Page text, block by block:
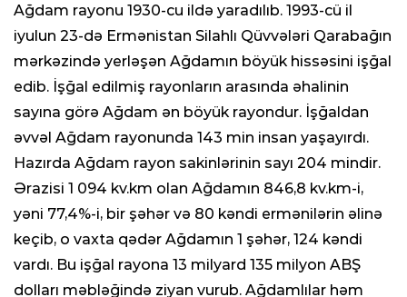
Ağdam rayonu 1930-cu ildə yaradılıb. 1993-cü il
iyulun 23-də Ermənistan Silahlı Qüvvələri Qarabağın
mərkəzində yerləşən Ağdamın böyük hissəsini işğal
edib. İşğal edilmiş rayonların arasında əhalinin
sayına görə Ağdam ən böyük rayondur. İşğaldan
əvvəl Ağdam rayonunda 143 min insan yaşayırdı.
Hazırda Ağdam rayon sakinlərinin sayı 204 mindir.
Ərazisi 1 094 kv.km olan Ağdamın 846,8 kv.km-i,
yəni 77,4%-i, bir şəhər və 80 kəndi ermənilərin əlinə
keçib, o vaxta qədər Ağdamın 1 şəhər, 124 kəndi
vardı. Bu işğal rayona 13 milyard 135 milyon ABŞ
dolları məbləğində ziyan vurub. Ağdamlılar həm